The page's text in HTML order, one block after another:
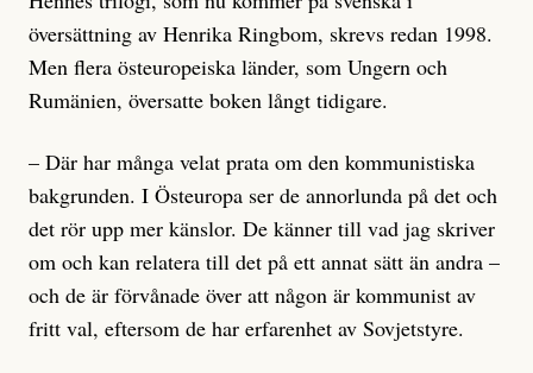
översättning av Henrika Ringbom, skrevs redan 1998.
Men flera östeuropeiska länder, som Ungern och
Rumänien, översatte boken långt tidigare.
– Där har många velat prata om den kommunistiska
bakgrunden. I Östeuropa ser de annorlunda på det och
det rör upp mer känslor. De känner till vad jag skriver
om och kan relatera till det på ett annat sätt än andra –
och de är förvånade över att någon är kommunist av
fritt val, eftersom de har erfarenhet av Sovjetstyre.